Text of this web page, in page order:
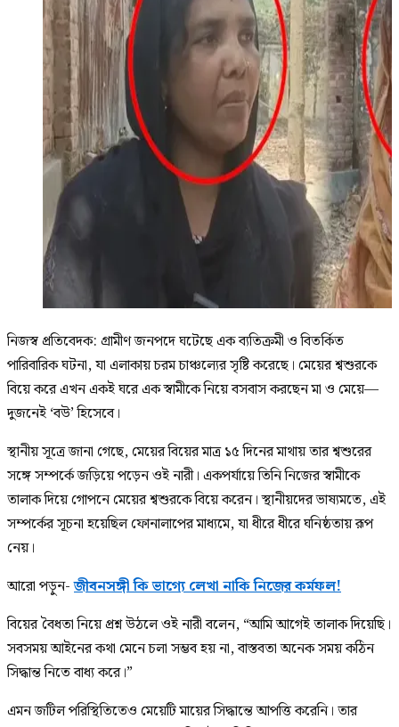
নিজস্ব প্রতিবেদক: গ্রামীণ জনপদে ঘটেছে এক ব্যতিক্রমী ও বিতর্কিত
পারিবারিক ঘটনা, যা এলাকায় চরম চাঞ্চল্যের সৃষ্টি করেছে। মেয়ের শ্বশুরকে
বিয়ে করে এখন একই ঘরে এক স্বামীকে নিয়ে বসবাস করছেন মা ও মেয়ে—
দুজনেই ‘বউ’ হিসেবে।
স্থানীয় সূত্রে জানা গেছে, মেয়ের বিয়ের মাত্র ১৫ দিনের মাথায় তার শ্বশুরের
সঙ্গে সম্পর্কে জড়িয়ে পড়েন ওই নারী। একপর্যায়ে তিনি নিজের স্বামীকে
তালাক দিয়ে গোপনে মেয়ের শ্বশুরকে বিয়ে করেন। স্থানীয়দের ভাষ্যমতে, এই
সম্পর্কের সূচনা হয়েছিল ফোনালাপের মাধ্যমে, যা ধীরে ধীরে ঘনিষ্ঠতায় রূপ
নেয়।
আরো পড়ুন-জীবনসঙ্গী কি ভাগ্যে লেখা নাকি নিজের কর্মফল!
বিয়ের বৈধতা নিয়ে প্রশ্ন উঠলে ওই নারী বলেন, “আমি আগেই তালাক দিয়েছি।
সবসময় আইনের কথা মেনে চলা সম্ভব হয় না, বাস্তবতা অনেক সময় কঠিন
সিদ্ধান্ত নিতে বাধ্য করে।”
এমন জটিল পরিস্থিতিতেও মেয়েটি মায়ের সিদ্ধান্তে আপত্তি করেনি। তার